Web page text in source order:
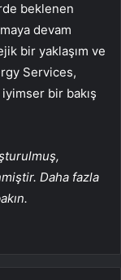
beklenen
devam
bir yaklaşım ve
Services,
bir bakış
Daha fazla